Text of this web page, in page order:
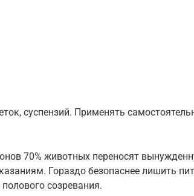
суспензий. Применять
70% животных переносят
Гораздо безопаснее лишить
созревания.